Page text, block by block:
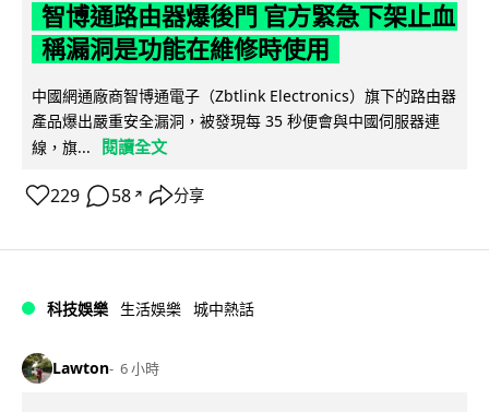
智博通路由器爆後門 官方緊急下架止血
稱漏洞是功能在維修時使用
中國網通廠商智博通電子（Zbtlink Electronics）旗下的路由器
產品爆出嚴重安全漏洞，被發現每 35 秒便會與中國伺服器連
線，旗...
閱讀全文
229 58 ↗ 分享
科技娛樂 生活娛樂 城中熱話
Lawton 6 小時